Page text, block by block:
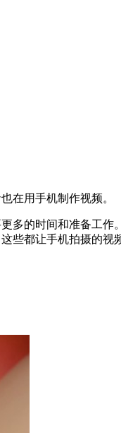
在用手机制作视频。
多的时间和准备工作
这些都让手机拍摄的